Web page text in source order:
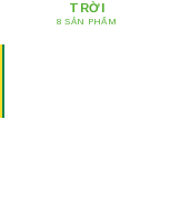
TRỜI
8 SẢN PHẨM